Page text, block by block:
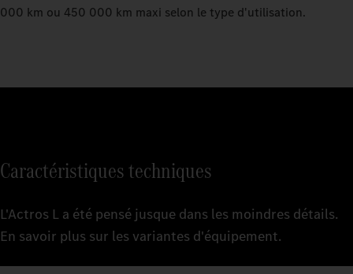
000 km ou 450 000 km maxi selon le type d'utilisation.
Caractéristiques techniques
L'Actros L a été pensé jusque dans les moindres détails.
En savoir plus sur les variantes d'équipement.